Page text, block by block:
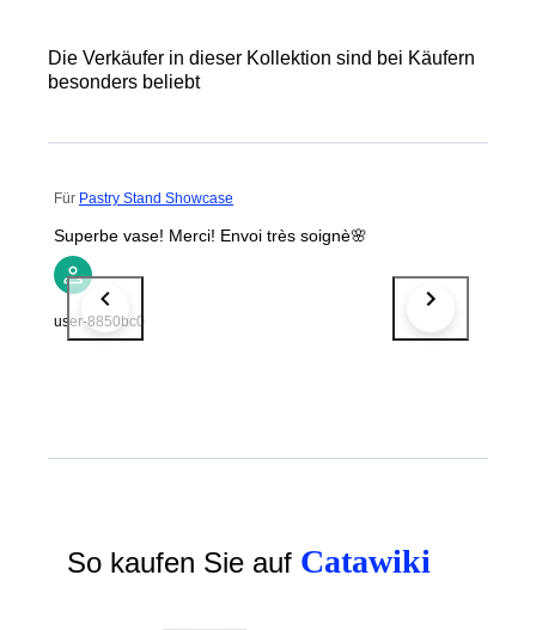
Die Verkäufer in dieser Kollektion sind bei Käufern
besonders beliebt
Für Pastry Stand Showcase
Superbe vase! Merci! Envoi très soignè🌸
user-8850bc0
So kaufen Sie auf Catawiki